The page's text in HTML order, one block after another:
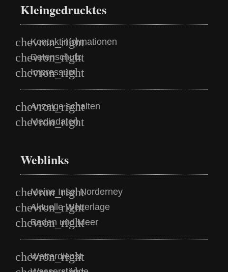
Kleingedrucktes
Kontaktinformationen
Datenschutz
Impressum
Anzeige schalten
Mediadaten
Weblinks
Meine Insel Norderney
Aktuelle Wetterlage
Baden und Meer
Wetterdienst